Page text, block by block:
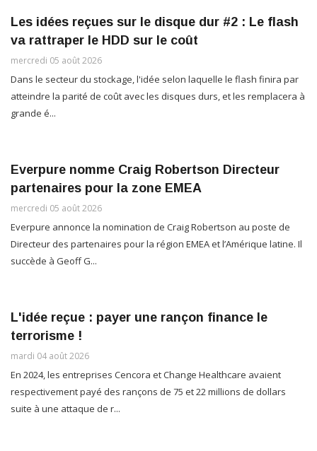
Les idées reçues sur le disque dur #2 : Le flash
va rattraper le HDD sur le coût
mercredi 05 août 2026
Dans le secteur du stockage, l'idée selon laquelle le flash finira par
atteindre la parité de coût avec les disques durs, et les remplacera à
grande é...
Everpure nomme Craig Robertson Directeur
partenaires pour la zone EMEA
mercredi 05 août 2026
Everpure annonce la nomination de Craig Robertson au poste de
Directeur des partenaires pour la région EMEA et l’Amérique latine. Il
succède à Geoff G...
L'idée reçue : payer une rançon finance le
terrorisme !
mardi 04 août 2026
En 2024, les entreprises Cencora et Change Healthcare avaient
respectivement payé des rançons de 75 et 22 millions de dollars
suite à une attaque de r...